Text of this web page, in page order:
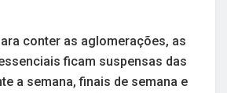
conter as aglomerações, as
ficam suspensas das
a semana, finais de semana e